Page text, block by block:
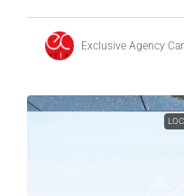
Exclusive Agency